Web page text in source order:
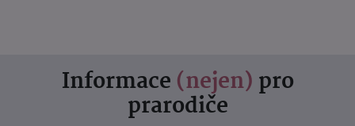
Informace (nejen) pro
prarodiče